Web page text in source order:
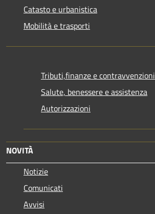
Catasto e urbanistica
Mobilità e trasporti
Tributi,finanze e contravvenzioni
Salute, benessere e assistenza
Autorizzazioni
NOVITÀ
Notizie
Comunicati
Avvisi